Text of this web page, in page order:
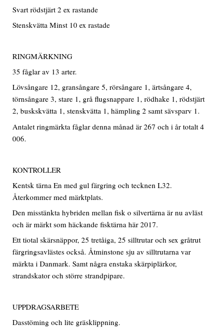
Svart rödstjärt 2 ex rastande
Stenskvätta Minst 10 ex rastade
RINGMÄRKNING
35 fåglar av 13 arter.
Lövsångare 12, gransångare 5, rörsångare 1, ärtsångare 4,
törnsångare 3, stare 1, grå flugsnappare 1, rödhake 1, rödstjärt
2, buskskvätta 1, stenskvätta 1, hämpling 2 samt sävsparv 1.
Antalet ringmärkta fåglar denna månad är 267 och i år totalt 4
006.
KONTROLLER
Kentsk tärna En med gul färgring och tecknen L32.
Återkommer med märktplats.
Den misstänkta hybriden mellan fisk o silvertärna är nu avläst
och är märkt som häckande fisktärna här 2017.
Ett tiotal skärsnäppor, 25 tretåiga, 25 silltrutar och sex gråtrut
färgringsavlästes också. Åtminstone sju av silltrutarna var
märkta i Danmark. Samt några enstaka skärpiplärkor,
strandskator och större strandpipare.
UPPDRAGSARBETE
Dasstöming och lite gräsklippning.